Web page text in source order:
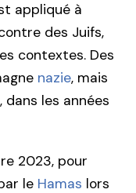
appliqué à
des Juifs,
contextes. Des
nazie, mais
dans les années
2023, pour
le Hamas lors